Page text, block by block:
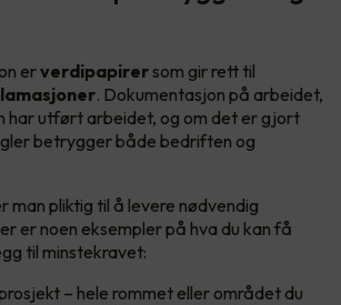
erverdipapirersom gir rett til
. Dokumentasjon på arbeidet,
har utført arbeidet, og om det er gjort
betrygger både bedriften og
man pliktig til å levere nødvendig
er noen eksempler på hva du kan få
til minstekravet:
– hele rommet eller området du